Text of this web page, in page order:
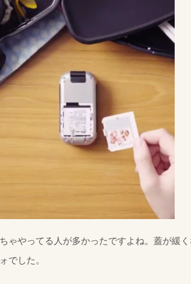
ゃやってる人が多かったですよね。蓋が緩
でした。